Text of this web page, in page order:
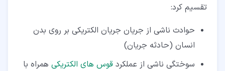
تقسیم کرد:
حوادث ناشی از جریان جریان الکتریکی بر روی بدن
انسان (حادثه جریان)
سوختگی ناشی از عملکرد قوس های الکتریکی همراه با